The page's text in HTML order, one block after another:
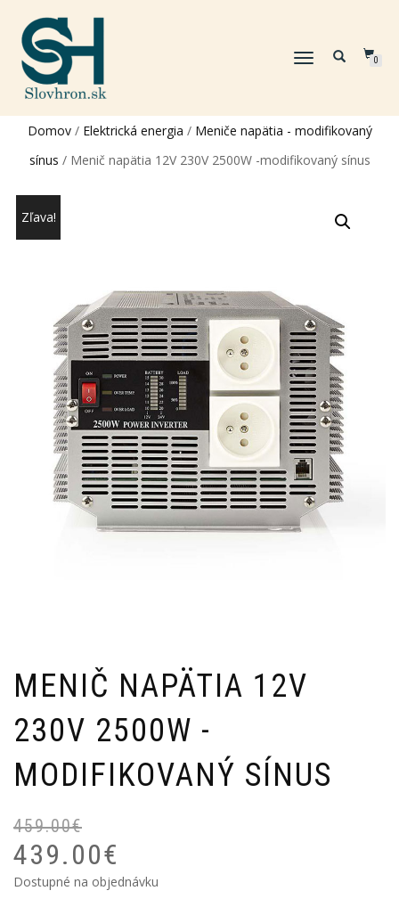
TOGGLE
0
Domov/ Elektrická energia / Meniče napätia - modifikovaný
sínus / Menič napätia 12V 230V 2500W -modifikovaný sínus
Zľava!
MENIČ NAPÄTIA 12V
230V 2500W -
MODIFIKOVANÝ SÍNUS
459.00€
439.00€
Dostupné na objednávku